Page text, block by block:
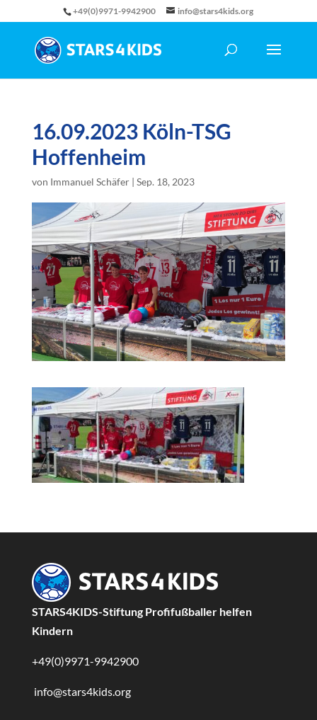
+49(0)9971-9942900 info@stars4kids.org
16.09.2023 Köln-TSG
Hoffenheim
von Immanuel Schäfer| Sep. 18, 2023
STARS4KIDS-Stiftung Profifußballer helfen
Kindern
+49(0)9971-9942900
info@stars4kids.org